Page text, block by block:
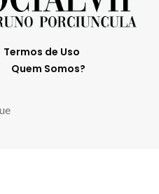
Termos de Uso
Quem Somos?